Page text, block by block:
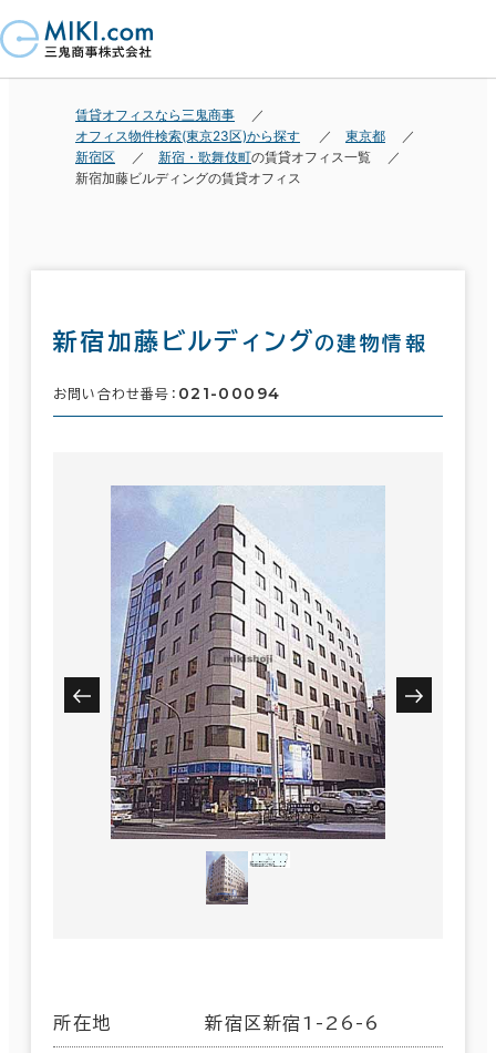
賃貸オフィスなら三鬼商事
オフィス物件検索(東京23区)から探す
東京都
新宿区
新宿・歌舞伎町の賃貸オフィス一覧
新宿加藤ビルディングの賃貸オフィス
新宿加藤ビルディングの建物情報
お問い合わせ番号： 021-00094
所在地 新宿区新宿1-26-6